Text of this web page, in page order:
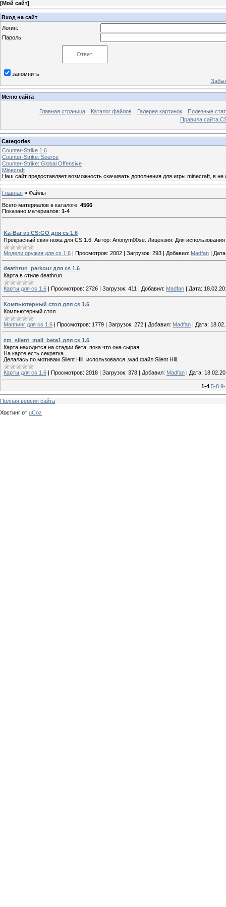
[Мой сайт]
Вход на сайт
Логин:
Пароль:
запомнить
Меню сайта
Главная страница Каталог файлов Галерея картинок
Полезные
Правила сайта
Categories
Counter-Strike 1.6
Counter-Strike: Sourcе
Counter-Strike: Global Offensive
Minecraft
Наш сайт предоставляет возможность скачивать дополнения для игры minecraft, в
Главная » Файлы
Всего материалов в каталоге: 4566
Показано материалов: 1-4
Ka-Bar из CS:GO для cs 1.6
Прекрасный скин ножа для CS 1.6. Автор: Anonym00se. Лицензия: Для
Модели оружия для cs 1.6 | Просмотров: 2002 | Загрузок: 293 | Добавил: Madfan |
deathrun_parkour для cs 1.6
Карта в стиле deathrun.
Карты для cs 1.6 Просмотров: 2726 Загрузок: 411 Добавил: Madfan Дата:
Компьютерный стол для cs 1.6
Компьютерный стол
Маппинг для cs 1.6 | Просмотров: 1779 | Загрузок: 272 | Добавил: Madfan | Дата:
zm_silent_mall_beta1 для cs 1.6
Карта находится на стадии бета, пока что она сырая.
На карте есть секретка.
Делалась по мотивам Silent Hill, использовался .wad файл Silent Hill.
Карты для cs 1.6 | Просмотров: 2018 | Загрузок: 378 | Добавил: Madfan | Дата:
1-4 5-8
Полная версия сайта
Хостинг от uCoz